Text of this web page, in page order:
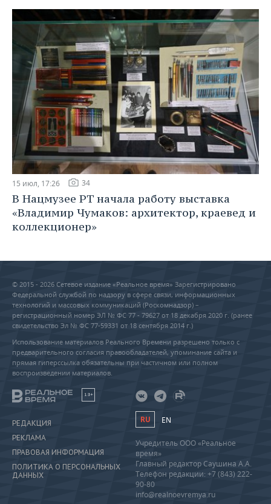
15 июл, 17:26 34
В Нацмузее РТ начала работу выставка
«Владимир Чумаков: архитектор, краевед и
коллекционер»
© 2015 - 2026 Сетевое издание «Реальное время» Зарегистрировано
Федеральной службой по надзору в сфере связи, информационных
технологий и массовых коммуникаций (Роскомнадзор) –
регистрационный номер ЭЛ № ФС 77 - 79627 от 18 декабря 2020 г. (ранее
свидетельство Эл № ФС 77-59331 от 18 сентября 2014 г.)
Использование материалов Реального Времени разрешено только с
предварительного согласия правообладателей, упоминание сайта и
прямая гиперссылка обязательны при частичном или полном
воспроизведении материалов.
18+
РЕДАКЦИЯ
РЕКЛАМА
ПРАВОВАЯ ИНФОРМАЦИЯ
ПОЛИТИКА О ПЕРСОНАЛЬНЫХ
ДАННЫХ
RU EN
Учредитель ООО «Реальное
время»
Главный редактор Саушина А.А.
Телефон редакции: +7 (843) 222-
90-80
info@realnoevremya.ru